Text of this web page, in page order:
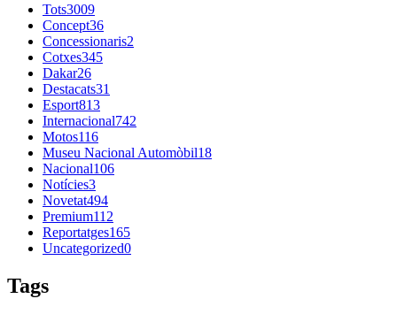
Tots3009
Concept36
Concessionaris2
Cotxes345
Dakar26
Destacats31
Esport813
Internacional742
Motos116
Museu Nacional Automòbil18
Nacional106
Notícies3
Novetat494
Premium112
Reportatges165
Uncategorized0
Tags